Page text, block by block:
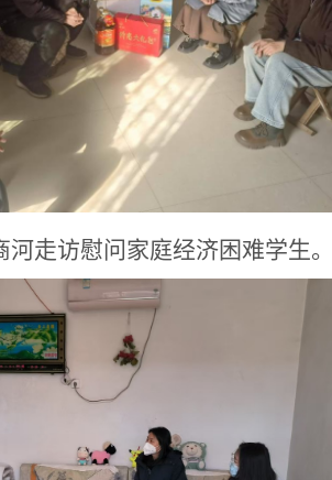
河走访慰问家庭经济困难学生